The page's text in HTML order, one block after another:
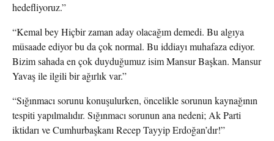
hedefliyoruz.”
“Kemal bey Hiçbir zaman aday olacağım demedi. Bu algıya
müsaade ediyor bu da çok normal. Bu iddiayı muhafaza ediyor.
Bizim sahada en çok duyduğumuz isim Mansur Başkan. Mansur
Yavaş ile ilgili bir ağırlık var.”
“Sığınmacı sorunu konuşulurken, öncelikle sorunun kaynağının
tespiti yapılmalıdır. Sığınmacı sorunun ana nedeni; Ak Parti
iktidarı ve Cumhurbaşkanı Recep Tayyip Erdoğan’dır!”